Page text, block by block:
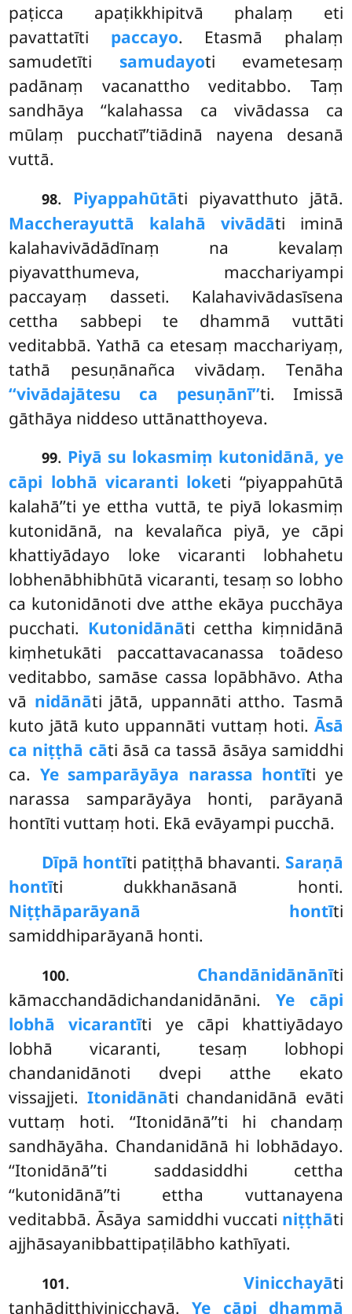
paṭicca apaṭikkhipitvā phalaṃ eti
pavattatīti paccayo. Etasmā phalaṃ
samudetīti samudayoti evametesaṃ
padānaṃ vacanattho veditabbo. Taṃ
sandhāya ‘‘kalahassa ca vivādassa ca
mūlaṃ pucchatī’’tiādinā nayena desanā
vuttā.
98. Piyappahūtāti piyavatthuto jātā.
Maccherayuttā kalahā vivādāti iminā
kalahavivādādīnaṃ na kevalaṃ
piyavatthumeva, macchariyampi
paccayaṃ dasseti. Kalahavivādasīsena
cettha sabbepi te dhammā vuttāti
veditabbā. Yathā ca etesaṃ macchariyaṃ,
tathā pesuṇānañca vivādaṃ. Tenāha
‘‘vivādajātesu ca pesuṇānī’’ti. Imissā
gāthāya niddeso uttānatthoyeva.
99. Piyā su lokasmiṃ kutonidānā, ye
cāpi lobhā vicaranti loketi ‘‘piyappahūtā
kalahā’’ti ye ettha vuttā, te piyā lokasmiṃ
kutonidānā, na kevalañca piyā, ye cāpi
khattiyādayo loke vicaranti lobhahetu
lobhenābhibhūtā vicaranti, tesaṃ so lobho
ca kutonidānoti dve atthe ekāya pucchāya
pucchati. Kutonidānāti cettha kiṃnidānā
kiṃhetukāti paccattavacanassa toādeso
veditabbo, samāse cassa lopābhāvo. Atha
vā nidānāti jātā, uppannāti attho. Tasmā
kuto jātā kuto uppannāti vuttaṃ hoti. Āsā
ca niṭṭhā cāti āsā ca tassā āsāya samiddhi
ca. Ye samparāyāya narassa hontīti ye
narassa samparāyāya honti, parāyanā
hontīti vuttaṃ hoti. Ekā evāyampi pucchā.
Dīpā hontīti patiṭṭhā bhavanti. Saraṇā
hontīti dukkhanāsanā honti.
Niṭṭhāparāyanā hontīti
samiddhiparāyanā honti.
100. Chandānidānānīti
kāmacchandādichandanidānāni. Ye cāpi
lobhā vicarantīti ye cāpi khattiyādayo
lobhā vicaranti, tesaṃ lobhopi
chandanidānoti dvepi atthe ekato
vissajjeti. Itonidānāti chandanidānā evāti
vuttaṃ hoti. ‘‘Itonidānā’’ti hi chandaṃ
sandhāyāha. Chandanidānā hi lobhādayo.
‘‘Itonidānā’’ti saddasiddhi cettha
‘‘kutonidānā’’ti ettha vuttanayena
veditabbā. Āsāya samiddhi vuccati niṭṭhāti
ajjhāsayanibbattipaṭilābho kathīyati.
101. Vinicchayāti
taṇhādiṭṭhivinicchayā.Ye cāpi dhammā